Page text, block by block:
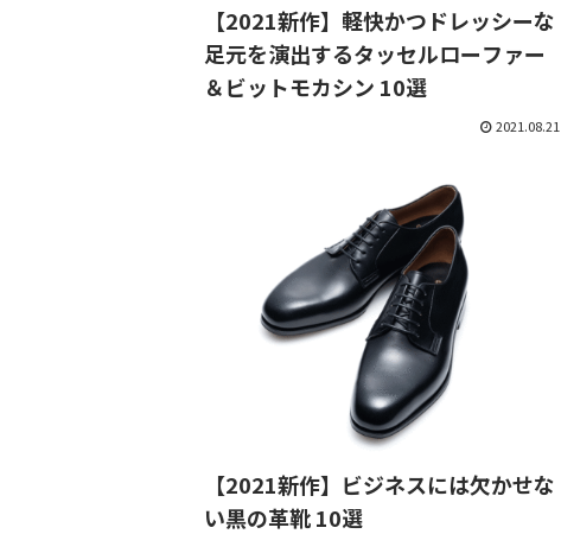
【2021新作】軽快かつドレッシーな
足元を演出するタッセルローファー
＆ビットモカシン 10選
2021.08.21
【2021新作】ビジネスには欠かせな
い黒の革靴 10選